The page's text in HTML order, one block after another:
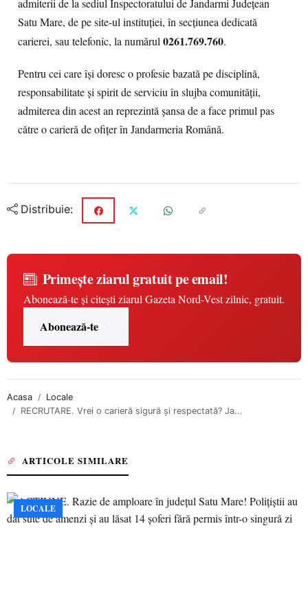
admiterii de la sediul Inspectoratului de Jandarmi Județean
Satu Mare, de pe site-ul instituției, în secțiunea dedicată
carierei, sau telefonic, la numărul0261.769.760.
Pentru cei care își doresc o profesie bazată pe disciplină,
responsabilitate și spirit de serviciu în slujba comunității,
admiterea din acest an reprezintă șansa de a face primul pas
către o carieră de ofițer în Jandarmeria Română.
Distribuie:
Primește ziarul gratuit pe email!
Abonează-te și citești ziarul Gazeta Nord-Vest zilnic, gratuit.
Abonează-te
Acasa
Locale
RECRUTARE. Vrei o carieră sigură și respectată? Ja...
ARTICOLE SIMILARE
LOCALE